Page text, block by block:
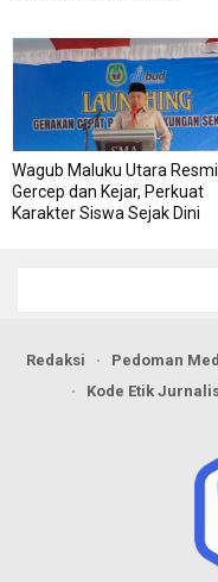
Wagub Maluku Utara
Gercep dan Kejar, Perkuat
Karakter Siswa Sejak Dini
Redaksi Pedoman
Kode Etik